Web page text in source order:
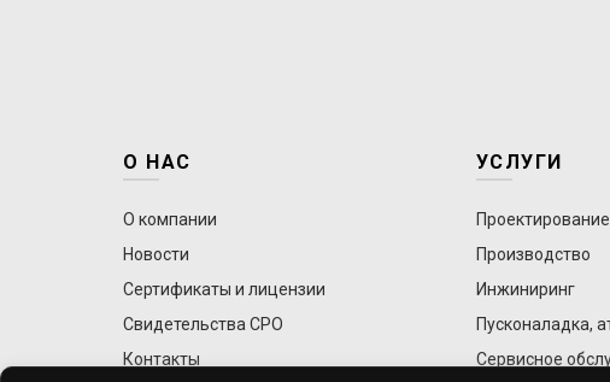
О НАС
О компании
Новости
Сертификаты и лицензии
Свидетельства СРО
Контакты
УСЛУГИ
Проектирование
Производство
Инжиниринг
Пусконаладка,
Сервисное